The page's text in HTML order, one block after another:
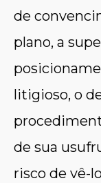
de
plano, a
litigioso, o
de sua
risco de vê-